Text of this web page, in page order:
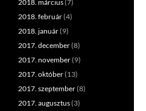
2018. március(7)
2018. február(4)
2018. január(9)
2017. december(8)
2017. november(9)
2017. október(13)
2017. szeptember(8)
2017. augusztus(3)